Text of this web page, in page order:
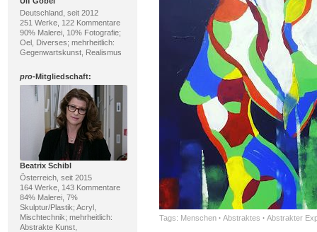
Deutschland, seit 2012
251 Werke, 122 Kommentare
90% Malerei, 10% Fotografie;
Oel, Diverses; mehrheitlich:
Gegenwartskunst, Realismus
pro-Mitgliedschaft:
Beatrix Schibl
Österreich, seit 2015
164 Werke, 143 Kommentare
84% Malerei, 7%
Skulptur/Plastik; Acryl,
Mischtechnik; mehrheitlich:
Abstrakte Kunst,
Tags: Menschen · Abstraktes · Abstrakter